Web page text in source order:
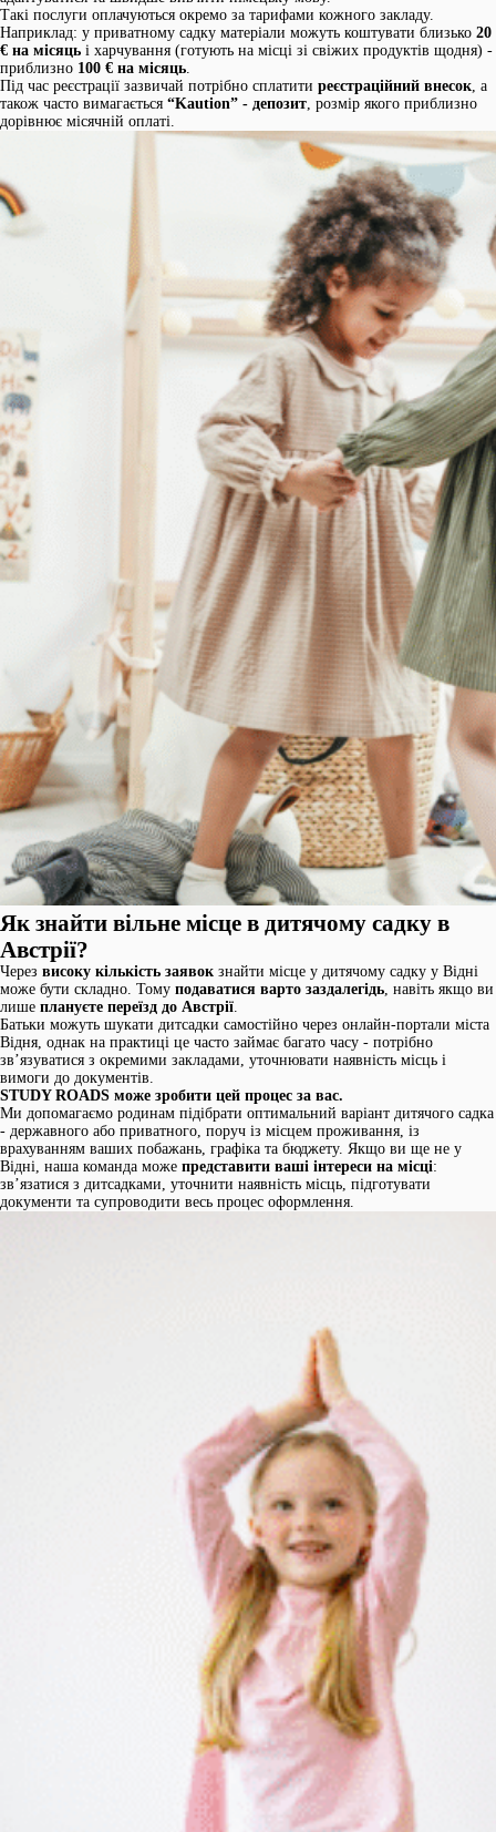
Такі послуги оплачуються окремо за тарифами кожного закладу.
Наприклад: у приватному садку матеріали можуть коштувати близько 20
€ на місяць і харчування (готують на місці зі свіжих продуктів щодня) -
приблизно 100 € на місяць.
Під час реєстрації зазвичай потрібно сплатити реєстраційний внесок, а
також часто вимагається “Kaution” - депозит, розмір якого приблизно
дорівнює місячній оплаті.
Як знайти вільне місце в дитячому садку в
Австрії?
Через високу кількість заявок знайти місце у дитячому садку у Відні
може бути складно. Тому подаватися варто заздалегідь, навіть якщо ви
лише плануєте переїзд до Австрії.
Батьки можуть шукати дитсадки самостійно через онлайн-портали міста
Відня, однак на практиці це часто займає багато часу - потрібно
зв’язуватися з окремими закладами, уточнювати наявність місць і
вимоги до документів.
STUDY ROADS може зробити цей процес за вас.
Ми допомагаємо родинам підібрати оптимальний варіант дитячого садка
- державного або приватного, поруч із місцем проживання, із
врахуванням ваших побажань, графіка та бюджету. Якщо ви ще не у
Відні, наша команда може представити ваші інтереси на місці:
зв’язатися з дитсадками, уточнити наявність місць, підготувати
документи та супроводити весь процес оформлення.